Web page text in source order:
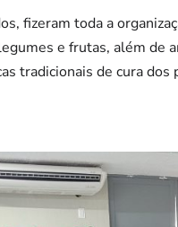
fizeram toda a
e frutas, além de
tradicionais de cura